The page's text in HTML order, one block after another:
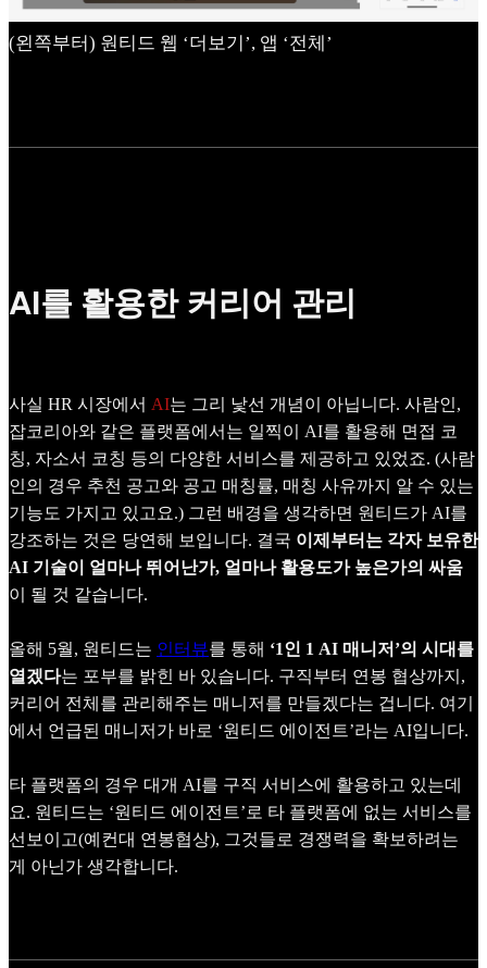
(왼쪽부터) 원티드 웹 ‘더보기’, 앱 ‘전체’
AI를 활용한 커리어 관리
사실 HR 시장에서 AI는 그리 낯선 개념이 아닙니다. 사람인,
잡코리아와 같은 플랫폼에서는 일찍이 AI를 활용해 면접 코
칭, 자소서 코칭 등의 다양한 서비스를 제공하고 있었죠. (사람
인의 경우 추천 공고와 공고 매칭률, 매칭 사유까지 알 수 있는
기능도 가지고 있고요.) 그런 배경을 생각하면 원티드가 AI를
강조하는 것은 당연해 보입니다. 결국 이제부터는 각자 보유한
AI 기술이 얼마나 뛰어난가, 얼마나 활용도가 높은가의 싸움
이 될 것 같습니다.
올해 5월, 원티드는 인터뷰를 통해 ‘1인 1 AI 매니저’의 시대를
열겠다는 포부를 밝힌 바 있습니다. 구직부터 연봉 협상까지,
커리어 전체를 관리해주는 매니저를 만들겠다는 겁니다. 여기
에서 언급된 매니저가 바로 ‘원티드 에이전트’라는 AI입니다.
타 플랫폼의 경우 대개 AI를 구직 서비스에 활용하고 있는데
요. 원티드는 ‘원티드 에이전트’로 타 플랫폼에 없는 서비스를
선보이고(예컨대 연봉협상), 그것들로 경쟁력을 확보하려는
게 아닌가 생각합니다.